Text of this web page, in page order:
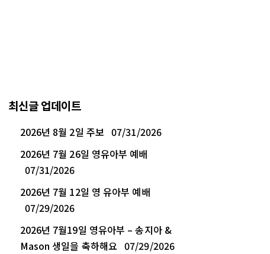
최신글 업데이트
2026년 8월 2일 주보 07/31/2026
2026년 7월 26일 영유아부 예배
07/31/2026
2026년 7월 12일 영 유아부 예배
07/29/2026
2026년 7월19일 영유아부 – 송지아 &
Mason 생일을 축하해요 07/29/2026